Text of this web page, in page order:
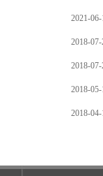
2021-06-
2018-07-
2018-07-
2018-05-
2018-04-